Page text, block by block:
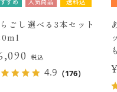
ごし選べる3本セット
税込
4.9 （176）